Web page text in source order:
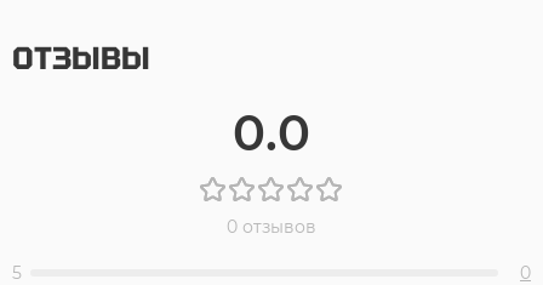
ОТЗЫВЫ
0.0
0 отзывов
5
0